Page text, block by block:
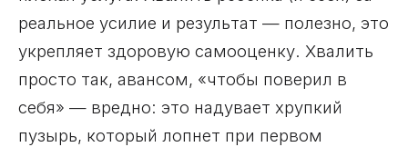
реальное усилие и результат — полезно, это
укрепляет здоровую самооценку. Хвалить
просто так, авансом, «чтобы поверил в
себя» — вредно: это надувает хрупкий
пузырь, который лопнет при первом